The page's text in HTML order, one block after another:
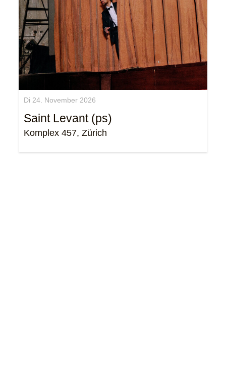
Di 24. November 2026
Saint Levant (ps)
Komplex 457, Zürich